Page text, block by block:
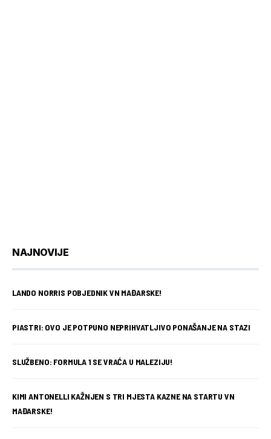
NAJNOVIJE
LANDO NORRIS POBJEDNIK VN MAĐARSKE!
PIASTRI: OVO JE POTPUNO NEPRIHVATLJIVO PONAŠANJE NA STAZI
SLUŽBENO: FORMULA 1 SE VRAĆA U MALEZIJU!
KIMI ANTONELLI KAŽNJEN S TRI MJESTA KAZNE NA STARTU VN
MAĐARSKE!